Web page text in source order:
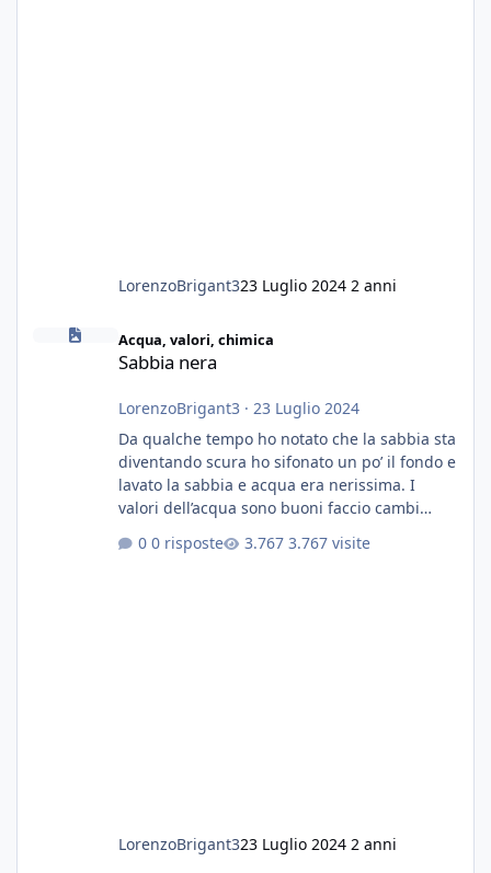
LorenzoBrigant323 Luglio 2024 2 anni
Sabbia nera
Acqua, valori, chimica
Sabbia nera
LorenzoBrigant3 · 23 Luglio 2024
Da qualche tempo ho notato che la sabbia sta
diventando scura ho sifonato un po’ il fondo e
lavato la sabbia e acqua era nerissima. I
valori dell’acqua sono buoni faccio cambi
fertilizzato.le foglie delle piante sono
0 risposte 3.767 visite
LorenzoBrigant323 Luglio 2024 2 anni